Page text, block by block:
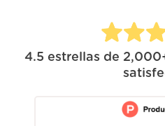
4.5 estrellas de